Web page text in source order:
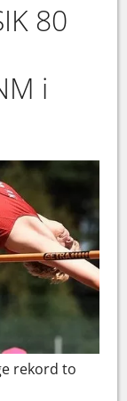
80
i
rekord to